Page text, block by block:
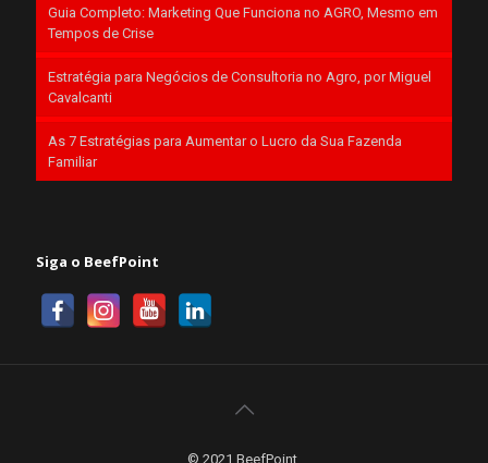
Guia Completo: Marketing Que Funciona no AGRO, Mesmo em
Tempos de Crise
Estratégia para Negócios de Consultoria no Agro, por Miguel
Cavalcanti
As 7 Estratégias para Aumentar o Lucro da Sua Fazenda
Familiar
Siga o BeefPoint
© 2021 BeefPoint.